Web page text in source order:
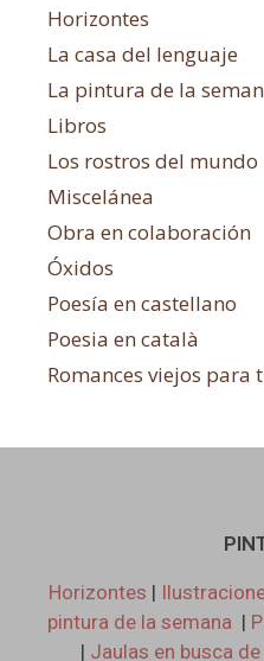
Horizontes
La casa del lenguaje
La pintura de la
Libros
Los rostros del mundo
Miscelánea
Obra en colaboración
Óxidos
Poesía en castellano
Poesia en català
Romances viejos para
Horizontes |
pintura de la semana |
| Jaulas en busca